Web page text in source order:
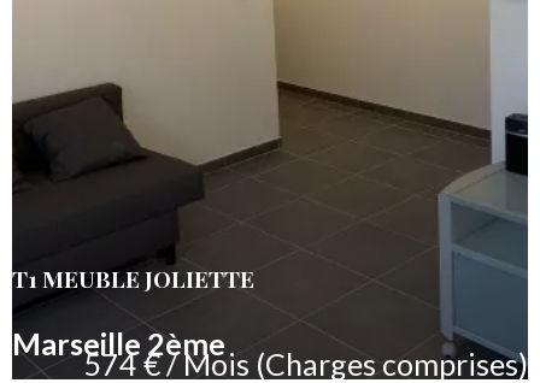
T1 MEUBLE JOLIETTE
Marseille 2ème
574 € / Mois (Charges comprises)